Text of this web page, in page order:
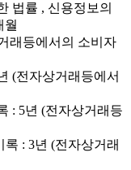
법률 , 신용정보의
월
래등에서의 소비자
(전자상거래등에서
: 5년 (전자상거래등
: 3년 (전자상거래